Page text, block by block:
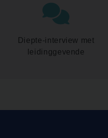
Diepte-interview met
leidinggevende